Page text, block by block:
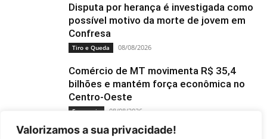
Valorizamos a sua privacidade!
Disputa por herança é investigada como
possível motivo da morte de jovem em
Confresa
Tiro e Queda 08/08/2026
Comércio de MT movimenta R$ 35,4
bilhões e mantém força econômica no
Centro-Oeste
Economia 08/08/2026